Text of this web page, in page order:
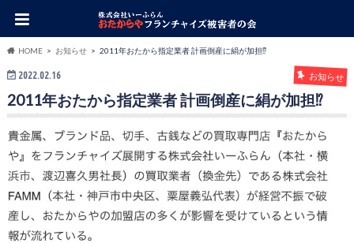
HOME お知らせ 2011年おたから指定業者 計画倒産に絹が加担⁉︎
2022.02.16 お知らせ
2011年おたから指定業者 計画倒産に絹が加担⁉︎